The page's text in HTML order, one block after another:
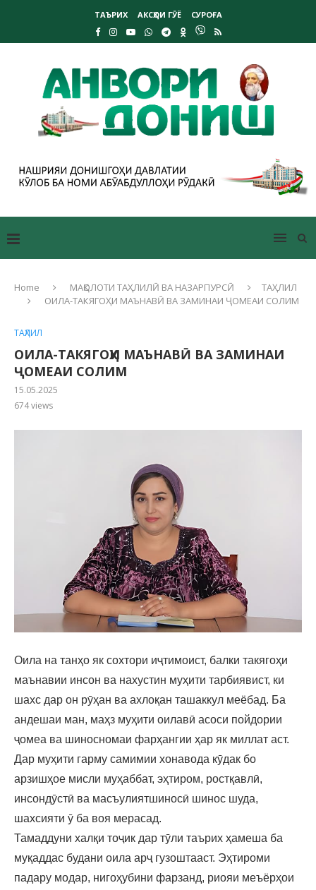
ТАЪРИХ АКСҲОИ ГӮЁ СУРОҒА
Home МАҚОЛОТИ ТАҲЛИЛӢ ВА НАЗАРПУРСӢ
ТАҲЛИЛ
ОИЛА-ТАКЯГОҲИ МАЪНАВӢ ВА ЗАМИНАИ ҶОМЕАИ СОЛИМ
ТАҲЛИЛ
ОИЛА-ТАКЯГОҲИ МАЪНАВӢ ВА ЗАМИНАИ
ҶОМЕАИ СОЛИМ
15.05.2025
674views
Оила на танҳо як сохтори иҷтимоист, балки такягоҳи
маънавии инсон ва нахустин муҳити тарбиявист, ки
шахс дар он рӯҳан ва ахлоқан ташаккул меёбад. Ба
андешаи ман, маҳз муҳити оилавӣ асоси пойдории
ҷомеа ва шиносномаи фарҳангии ҳар як миллат аст.
Дар муҳити гарму самимии хонавода кӯдак бо
арзишҳое мисли муҳаббат, эҳтиром, ростқавлӣ,
инсондӯстӣ ва масъулиятшиносӣ шинос шуда,
шахсияти ӯ ба воя мерасад.
Тамаддуни халқи тоҷик дар тӯли таърих ҳамеша ба
муқаддас будани оила арҷ гузоштааст. Эҳтироми
падару модар, нигоҳубини фарзанд, риояи меъёрҳои